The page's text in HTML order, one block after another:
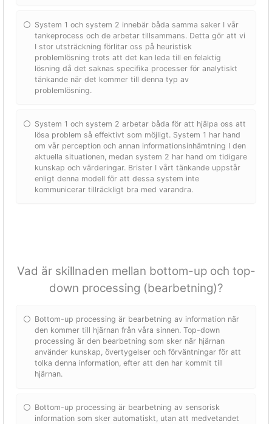
System 1 och system 2 innebär båda samma saker I vår
tankeprocess och de arbetar tillsammans. Detta gör att vi
I stor utsträckning förlitar oss på heuristisk
problemlösning trots att det kan leda till en felaktig
lösning då det saknas specifika processer för analytiskt
tänkande när det kommer till denna typ av
problemlösning.
System 1 och system 2 arbetar båda för att hjälpa oss att
lösa problem så effektivt som möjligt. System 1 har hand
om vår perception och annan informationsinhämtning I den
aktuella situationen, medan system 2 har hand om tidigare
kunskap och värderingar. Brister I vårt tänkande uppstår
enligt denna modell för att dessa system inte
kommunicerar tillräckligt bra med varandra.
Vad är skillnaden mellan bottom-up och top-
down processing (bearbetning)?
Bottom-up processing är bearbetning av information när
den kommer till hjärnan från våra sinnen. Top-down
processing är den bearbetning som sker när hjärnan
använder kunskap, övertygelser och förväntningar för att
tolka denna information, efter att den har kommit till
hjärnan.
Bottom-up processing är bearbetning av sensorisk
information som sker automatiskt, utan att medvetandet